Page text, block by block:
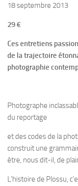
18 septembre 2013
29 €
Ces entretiens
de la trajectoire
photographie
Photographe
du reportage
et des codes de la
construit une
être, nous dit-il, de
L’histoire de Plossu,